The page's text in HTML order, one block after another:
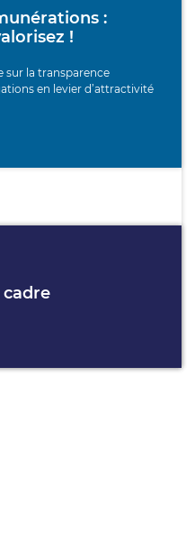
:
!
sur la transparence
en levier d’attractivité